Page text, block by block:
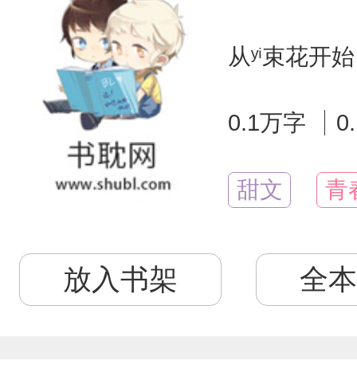
从ʸⁱ束花开
0.1万字
甜文 青
放入书架 全